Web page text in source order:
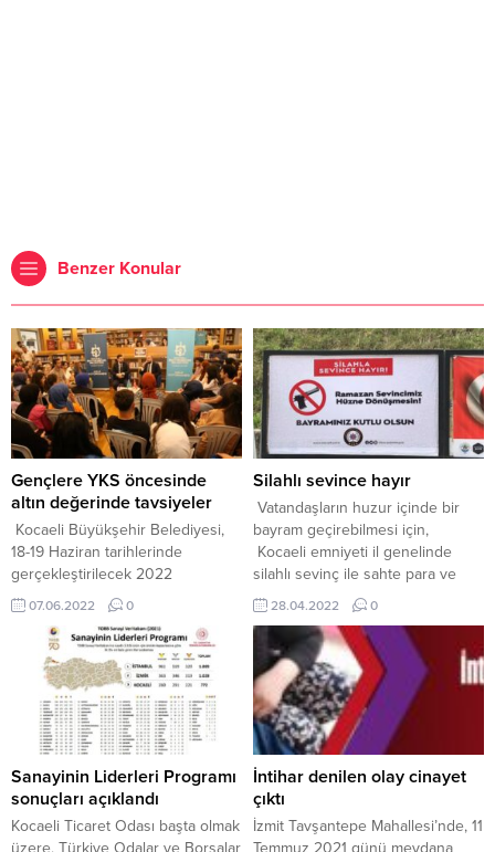
Benzer Konular
Gençlere YKS öncesinde
altın değerinde tavsiyeler
Kocaeli Büyükşehir Belediyesi,
18-19 Haziran tarihlerinde
gerçekleştirilecek 2022
Yükseköğretim Kurumları
Sınavı’na (YKS) sayılı günler kala
Türkiye’nin en iyi hocalarını
gençlerle buluşturdu. “Benim
Hocam” grubundan eğitimci
Bayram Meral ve Ramazan Yetgin,
“Kütüphane’de Bir Akşam”
etkinliğinin bu ayki konuğu oldu.
Öğrencilerin yoğun ilgi gösterdiği
söyleşide eğitimciler, sınav öncesi
ve sınav anında yapılması...
07.06.2022 0
Silahlı sevince hayır
Vatandaşların huzur içinde bir
bayram geçirebilmesi için,
Kocaeli emniyeti il genelinde
silahlı sevinç ile sahte para ve
dolandırıcılık olaylarına karşı bir
dizi tedbirler aldı. Kocaeli İl
Emniyet Müdürlüğü ekipleri,
özellikle “Silahla Sevince Hayır”
isimli proje çerçevesinde,
vatandaşları bilgilendirmek ve
toplumda farkındalık uyandırmak
amacıyla, il genelinde pek çok
noktaya afişler astı. ...
28.04.2022 0
Sanayinin Liderleri Programı
sonuçları açıklandı
Kocaeli Ticaret Odası başta olmak
İntihar denilen olay cinayet
çıktı
İzmit Tavşantepe Mahallesi’nde, 11